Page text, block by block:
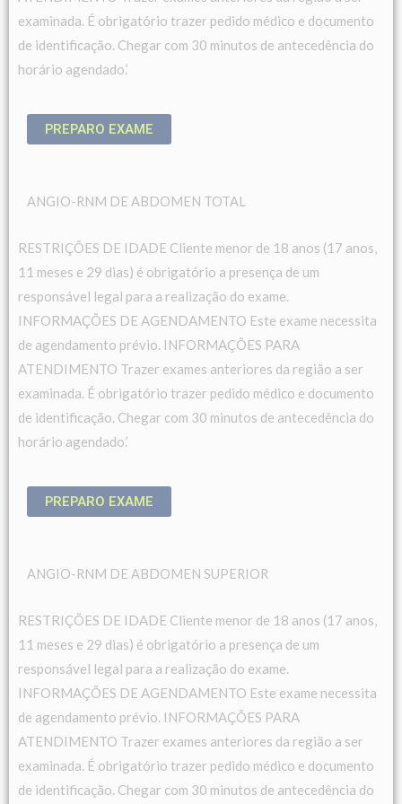
examinada. É obrigatório trazer pedido médico e documento
de identificação. Chegar com 30 minutos de antecedência do
horário agendado.’
PREPARO EXAME
ANGIO-RNM DE ABDOMEN TOTAL
RESTRIÇÕES DE IDADE Cliente menor de 18 anos (17 anos,
11 meses e 29 dias) é obrigatório a presença de um
responsável legal para a realização do exame.
INFORMAÇÕES DE AGENDAMENTO Este exame necessita
de agendamento prévio. INFORMAÇÕES PARA
ATENDIMENTO Trazer exames anteriores da região a ser
examinada. É obrigatório trazer pedido médico e documento
de identificação. Chegar com 30 minutos de antecedência do
horário agendado.’
PREPARO EXAME
ANGIO-RNM DE ABDOMEN SUPERIOR
RESTRIÇÕES DE IDADE Cliente menor de 18 anos (17 anos,
11 meses e 29 dias) é obrigatório a presença de um
responsável legal para a realização do exame.
INFORMAÇÕES DE AGENDAMENTO Este exame necessita
de agendamento prévio. INFORMAÇÕES PARA
ATENDIMENTO Trazer exames anteriores da região a ser
examinada. É obrigatório trazer pedido médico e documento
de identificação. Chegar com 30 minutos de antecedência do